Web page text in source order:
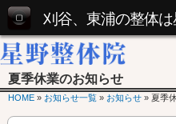
夏季休業のお知らせ
HOME » お知らせ一覧 » お知らせ » 夏季